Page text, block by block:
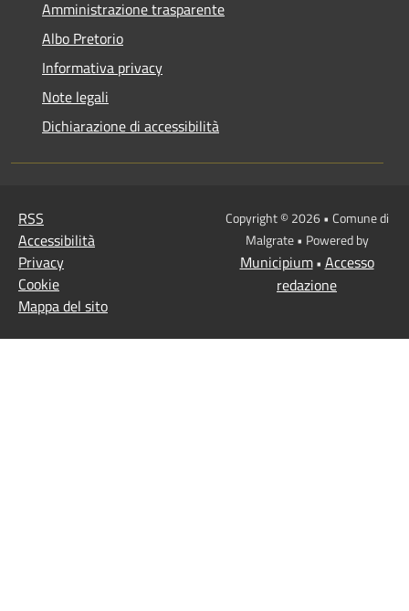
Amministrazione trasparente
Albo Pretorio
Informativa privacy
Note legali
Dichiarazione di accessibilità
RSS
Accessibilità
Privacy
Cookie
Mappa del sito
Copyright © 2026 • Comune di
Malgrate • Powered by
Municipium• Accesso
redazione